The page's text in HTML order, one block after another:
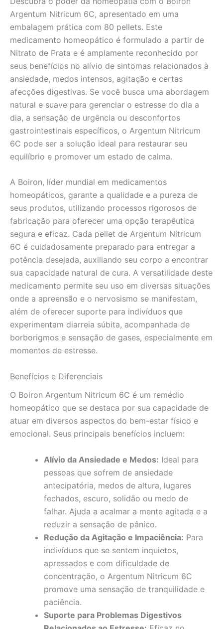
Argentum Nitricum 6C, apresentado em uma
embalagem prática com 80 pellets. Este
medicamento homeopático é formulado a partir de
Nitrato de Prata e é amplamente reconhecido por
seus benefícios no alívio de sintomas relacionados à
ansiedade, medos intensos, agitação e certas
afecções digestivas. Se você busca uma abordagem
natural e suave para gerenciar o estresse do dia a
dia, a sensação de urgência ou desconfortos
gastrointestinais específicos, o Argentum Nitricum
6C pode ser a solução ideal para restaurar seu
equilíbrio e promover um estado de calma.
A Boiron, líder mundial em medicamentos
homeopáticos, garante a qualidade e a pureza de
seus produtos, utilizando processos rigorosos de
fabricação para oferecer uma opção terapêutica
segura e eficaz. Cada pellet de Argentum Nitricum
6C é cuidadosamente preparado para entregar a
potência desejada, auxiliando seu corpo a encontrar
sua capacidade natural de cura. A versatilidade deste
medicamento permite seu uso em diversas situações
onde a apreensão e o nervosismo se manifestam,
além de oferecer suporte para indivíduos que
experimentam diarreia súbita, acompanhada de
borborigmos e sensação de gases, especialmente em
momentos de estresse.
Benefícios e Diferenciais
O Boiron Argentum Nitricum 6C é um remédio
homeopático que se destaca por sua capacidade de
atuar em diversos aspectos do bem-estar físico e
emocional. Seus principais benefícios incluem:
Alívio da Ansiedade e Medos: Ideal para
pessoas que sofrem de ansiedade
antecipatória, medos de altura, lugares
fechados, escuro, solidão ou medo de
falhar. Ajuda a acalmar a mente agitada e a
reduzir a sensação de pânico.
Redução da Agitação e Impaciência: Para
indivíduos que se sentem inquietos,
apressados e com dificuldade de
concentração, o Argentum Nitricum 6C
promove uma sensação de tranquilidade e
paciência.
Suporte para Problemas Digestivos